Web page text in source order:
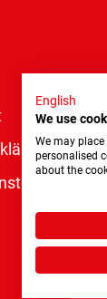
English
We use
We may
personalised
about the